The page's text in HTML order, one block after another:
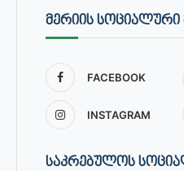
ᲛᲔᲠᲘᲘᲡ ᲡᲝᲪᲘᲐᲚᲣᲠᲘ
FACEBOOK
INSTAGRAM
ᲡᲐᲙᲠᲔᲑᲣᲚᲝᲡ